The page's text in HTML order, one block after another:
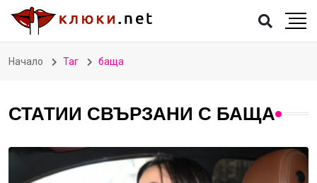
Начало Таг баща
СТАТИИ СВЪРЗАНИ С БАЩА